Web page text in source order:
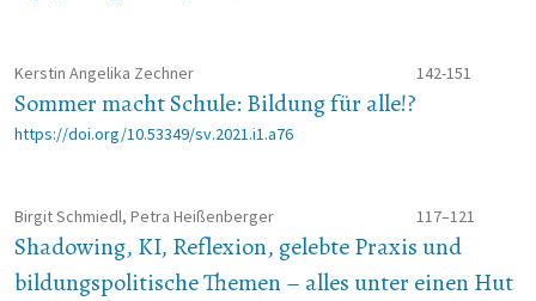
Kerstin Angelika Zechner 142-151
Sommer macht Schule: Bildung für alle!?
https://doi.org/10.53349/sv.2021.i1.a76
Birgit Schmiedl, Petra Heißenberger 117–121
Shadowing, KI, Reflexion, gelebte Praxis und
bildungspolitische Themen – alles unter einen Hut